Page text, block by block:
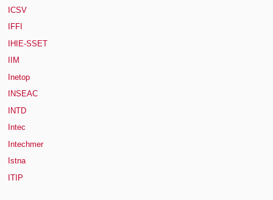
ICSV
IFFI
IHIE-SSET
IIM
Inetop
INSEAC
INTD
Intec
Intechmer
Istna
ITIP